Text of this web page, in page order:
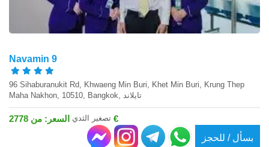
Navamin 9
96 Sihaburanukit Rd, Khwaeng Min Buri, Khet Min Buri, Krung Thep
Maha Nakhon, 10510, Bangkok, تايلاند
تصغير الثدي السعر: من 2778 €
بسأل / للحجز